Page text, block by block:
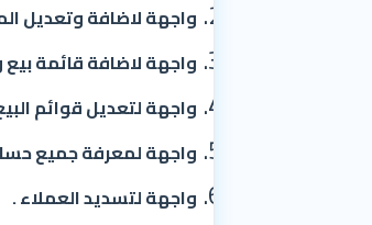
واجهة لاضافة وتعديل
واجهةلاضافة قائمة بيع
واجهة لتعديل قوائم
واجهة لمعرفة جميع
واجهةلتسديد العملاء.